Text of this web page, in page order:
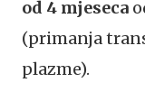
od 4 mjeseca
(primanja
plazme).